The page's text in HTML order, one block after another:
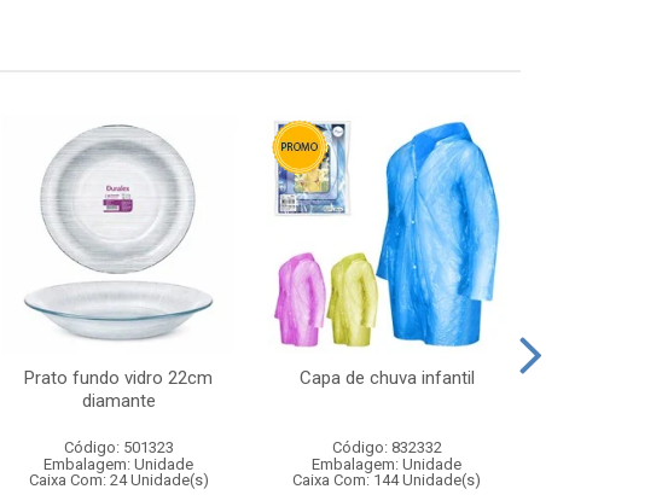
Prato fundo vidro 22cm
diamante
Código: 501323
Embalagem: Unidade
Caixa Com: 24 Unidade(s)
Capa de chuva infantil
Código: 832332
Embalagem: Unidade
Caixa Com: 144 Unidade(s)